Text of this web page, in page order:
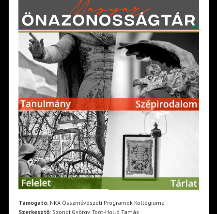
Támogató:NKA Összművészeti Programok Kollégiuma
Szerkesztő:Szondi György, Toót-Holló Tamás